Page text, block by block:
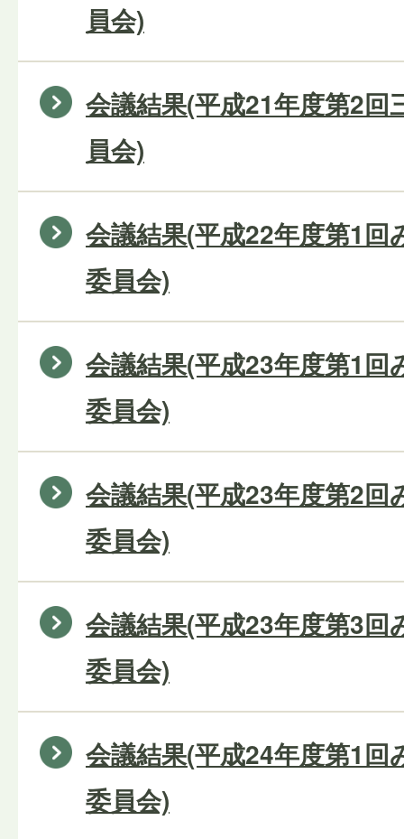
員会)
会議結果(平成21年度第2回
員会)
会議結果(平成22年度第1回
委員会)
会議結果(平成23年度第1回
委員会)
会議結果(平成23年度第2回
委員会)
会議結果(平成23年度第3回
委員会)
会議結果(平成24年度第1回
委員会)